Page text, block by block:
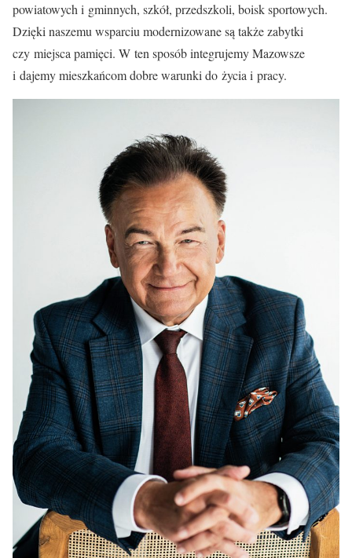
powiatowych i gminnych, szkół, przedszkoli, boisk sportowych.
Dzięki naszemu wsparciu modernizowane są także zabytki
czy miejsca pamięci. W ten sposób integrujemy Mazowsze
i dajemy mieszkańcom dobre warunki do życia i pracy.